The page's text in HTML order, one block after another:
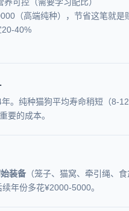
（高端纯种），节省这笔就是
20-40%
。纯种猫狗平均寿命稍短（8-
要的成本。
装备 （笼子、猫窝、牵引绳、
年份多花¥2000-5000。